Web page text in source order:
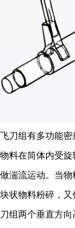
飞刀组有多功能
物料在筒体内受
做湍流运动。当
块状物料粉碎，
刀组两个垂直方